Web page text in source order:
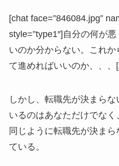
[chat face=”846084.jpg”
style=”type1″]自分の何が
いのか分からない。これ
て進めればいいのか、、、
しかし、転職先が決まら
いるのはあなただけでなく
同じように転職先が決ま
ている。